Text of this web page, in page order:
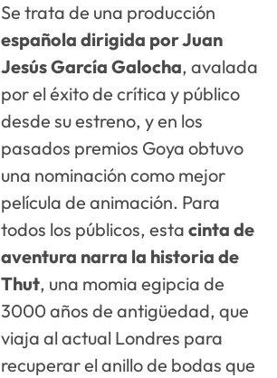
Se trata de una producción
española dirigida por Juan
Jesús García Galocha, avalada
por el éxito de crítica y público
desde su estreno, y en los
pasados premios Goya obtuvo
una nominación como mejor
película de animación. Para
todos los públicos, estacinta de
aventura narra la historia de
Thut, una momia egipcia de
3000 años de antigüedad, que
viaja al actual Londres para
recuperar el anillo de bodas que